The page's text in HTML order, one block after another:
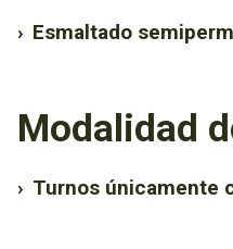
› Esmaltado
Modalidad
› Turnos únicamente